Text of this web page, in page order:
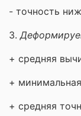
- точность
3.
+ средняя
+
+ средняя